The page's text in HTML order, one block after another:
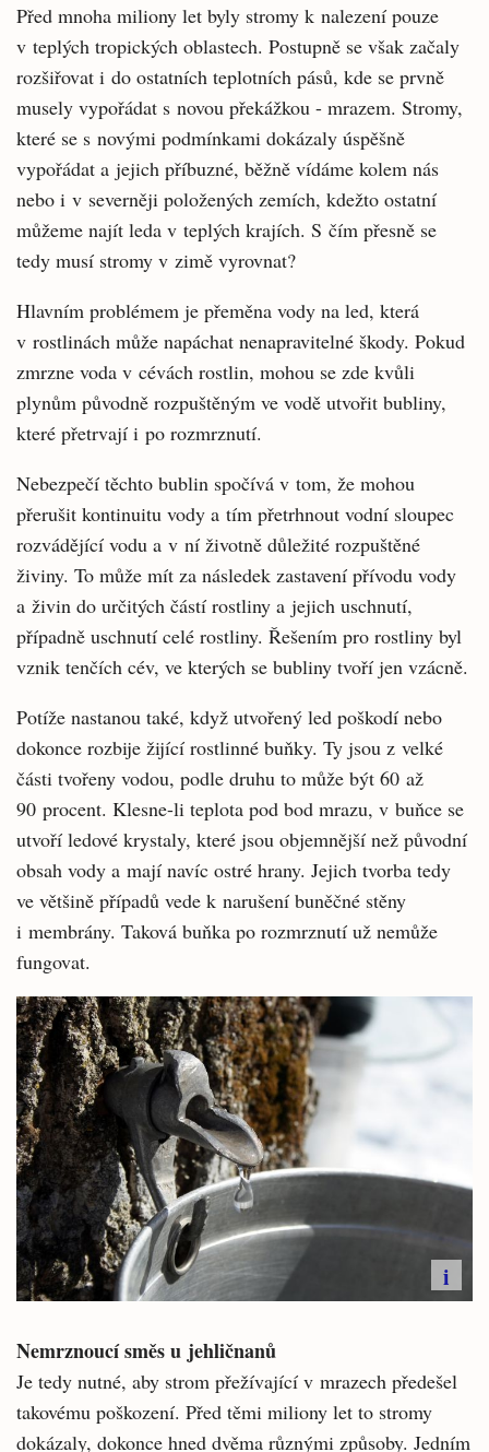
Před mnoha miliony let byly stromy k nalezení pouze
v teplých tropických oblastech. Postupně se však začaly
rozšiřovat i do ostatních teplotních pásů, kde se prvně
musely vypořádat s novou překážkou - mrazem. Stromy,
které se s novými podmínkami dokázaly úspěšně
vypořádat a jejich příbuzné, běžně vídáme kolem nás
nebo i v severněji položených zemích, kdežto ostatní
můžeme najít leda v teplých krajích. S čím přesně se
tedy musí stromy v zimě vyrovnat?
Hlavním problémem je přeměna vody na led, která
v rostlinách může napáchat nenapravitelné škody. Pokud
zmrzne voda v cévách rostlin, mohou se zde kvůli
plynům původně rozpuštěným ve vodě utvořit bubliny,
které přetrvají i po rozmrznutí.
Nebezpečí těchto bublin spočívá v tom, že mohou
přerušit kontinuitu vody a tím přetrhnout vodní sloupec
rozvádějící vodu a v ní životně důležité rozpuštěné
živiny. To může mít za následek zastavení přívodu vody
a živin do určitých částí rostliny a jejich uschnutí,
případně uschnutí celé rostliny. Řešením pro rostliny byl
vznik tenčích cév, ve kterých se bubliny tvoří jen vzácně.
Potíže nastanou také, když utvořený led poškodí nebo
dokonce rozbije žijící rostlinné buňky. Ty jsou z velké
části tvořeny vodou, podle druhu to může být 60 až
90 procent. Klesne-li teplota pod bod mrazu, v buňce se
utvoří ledové krystaly, které jsou objemnější než původní
obsah vody a mají navíc ostré hrany. Jejich tvorba tedy
ve většině případů vede k narušení buněčné stěny
i membrány. Taková buňka po rozmrznutí už nemůže
fungovat.
i
Nemrznoucí směs u jehličnanů
Je tedy nutné, aby strom přežívající v mrazech předešel
takovému poškození. Před těmi miliony let to stromy
dokázaly, dokonce hned dvěma různými způsoby. Jedním